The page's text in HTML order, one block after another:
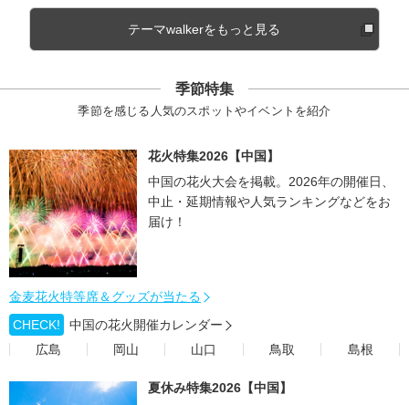
テーマwalkerをもっと見る
季節特集
季節を感じる人気のスポットやイベントを紹介
花火特集2026【中国】
中国の花火大会を掲載。2026年の開催日、
中止・延期情報や人気ランキングなどをお
届け！
金麦花火特等席＆グッズが当たる
CHECK!
中国の花火開催カレンダー
広島
岡山 山口 鳥取 島根
夏休み特集2026【中国】